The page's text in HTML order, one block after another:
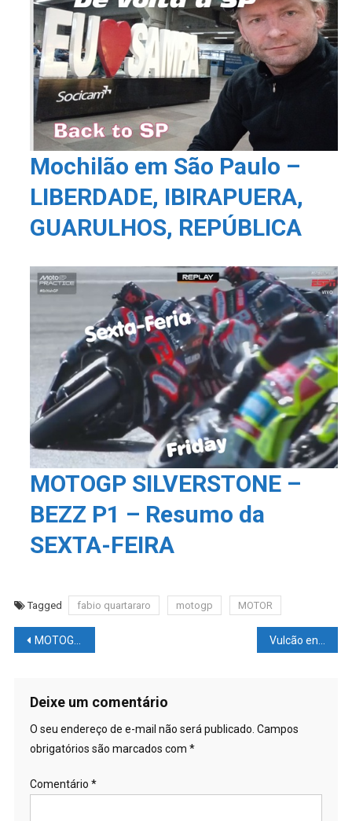
Mochilão em São Paulo –
LIBERDADE, IBIRAPUERA,
GUARULHOS, REPÚBLICA
MOTOGP SILVERSTONE –
BEZZ P1 – Resumo da
SEXTA-FEIRA
Tagged fabio quartararo motogp MOTOR
Navegação
Post
MOTOGP – Jorge Martin faz as primeiras declarações com relação a sua equipe
Deixe um comentário
O seu endereço de e-mail não será publicado. Campos
obrigatórios são marcados com *
Comentário *